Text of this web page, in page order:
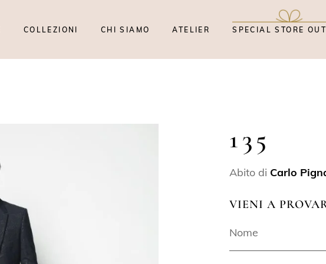
COLLEZIONI CHI SIAMO ATELIER SPECIAL STORE
135
Abito di Carlo
VIENI A